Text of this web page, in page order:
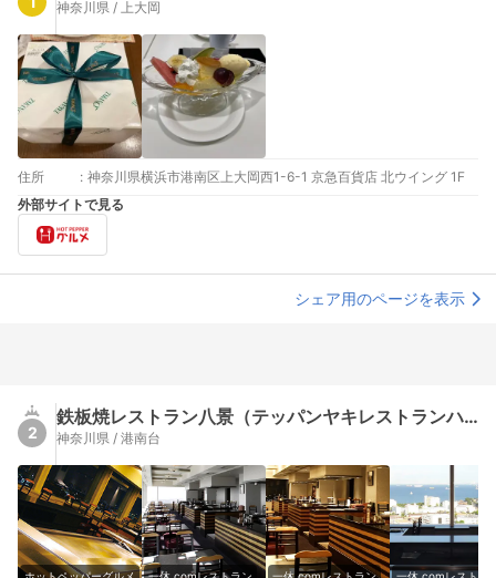
神奈川県 / 上大岡
住所 : 神奈川県横浜市港南区上大岡西1-6-1 京急百貨店 北ウイング 1F
外部サイトで見る
シェア用のページを表示
2
鉄板焼レストラン八景（テッパンヤキレストランハッケイ）
神奈川県 / 港南台